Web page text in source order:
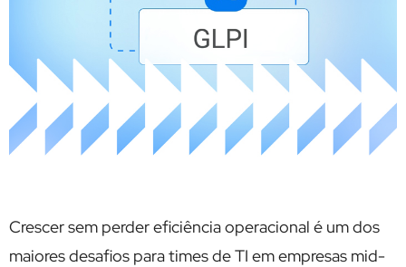
Crescer sem perder eficiência operacional é um dos
maiores desafios para times de TI em empresas mid-